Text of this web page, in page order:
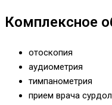
Комплексное
отоскопия
аудиометрия
тимпанометрия
прием врача